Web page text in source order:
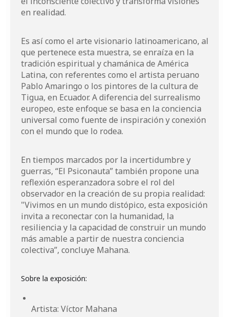
en realidad.
Es así como el arte visionario latinoamericano, al
que pertenece esta muestra, se enraíza en la
tradición espiritual y chamánica de América
Latina, con referentes como el artista peruano
Pablo Amaringo o los pintores de la cultura de
Tigua, en Ecuador. A diferencia del surrealismo
europeo, este enfoque se basa en la conciencia
universal como fuente de inspiración y conexión
con el mundo que lo rodea.
En tiempos marcados por la incertidumbre y
guerras, “El Psiconauta” también propone una
reflexión esperanzadora sobre el rol del
observador en la creación de su propia realidad:
"Vivimos en un mundo distópico, esta exposición
invita a reconectar con la humanidad, la
resiliencia y la capacidad de construir un mundo
más amable a partir de nuestra conciencia
colectiva”, concluye Mahana.
Artista: Víctor Mahana